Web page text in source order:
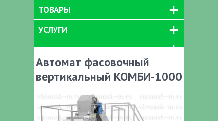
ТОВАРЫ
УСЛУГИ
Автомат фасовочный
вертикальный КОМБИ-1000